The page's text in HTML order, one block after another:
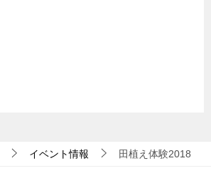
イベント情報 田植え体験2018